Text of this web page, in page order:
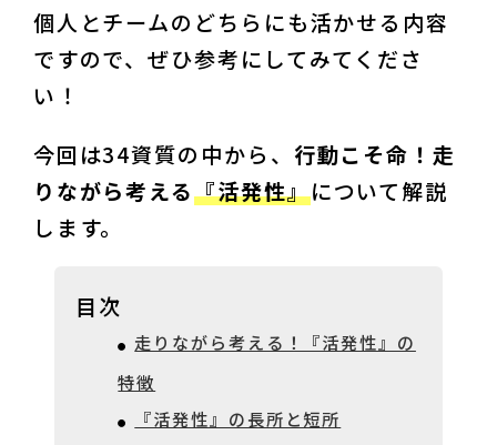
個人とチームのどちらにも活かせる内容
ですので、ぜひ参考にしてみてくださ
い！
今回は34資質の中から、 行動こそ命！走
りながら考える『活発性』について解説
します。
目次
走りながら考える！『活発性』の
特徴
『活発性』の長所と短所